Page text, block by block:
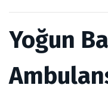
Yoğun